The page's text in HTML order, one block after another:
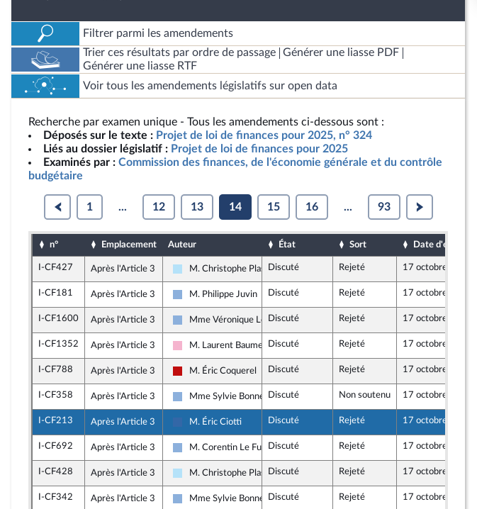
Filtrer parmi les amendements
Trier ces résultats par ordre de passage
Générer une liasse PDF
Générer une liasse RTF
Voir tous les amendements législatifs sur open data
Recherche par examen unique - Tous les amendements ci-dessous sont :
Déposés sur le texte : Projet de loi de finances pour 2025, n° 324
Liés au dossier législatif : Projet de loi de finances pour 2025
Examinés par : Commission des finances, de l'économie générale et du contrôle
budgétaire
1 ... 12 13 14 15 16 ... 93
n° Emplacement Auteur État Sort Date d'examen
I-CF427 Après l'Article 3
Horizons & Indépendants
M. Christophe PlassardDiscuté Rejeté 17 octobre 2024
I-CF181 Après l'Article 3
Droite Républicaine
M. Philippe Juvin Discuté Rejeté 17 octobre 2024
I-CF1600 Après l'Article 3
Droite Républicaine
Mme Véronique Louwagie
Discuté Rejeté 17 octobre 2024
I-CF1352 Après l'Article 3
Socialistes et apparentés
M. Laurent Baumel Discuté Rejeté 17 octobre 2024
I-CF788 Après l'Article 3
La France insoumise - Nouveau Front Populaire
M. Éric Coquerel Discuté Rejeté 17 octobre 2024
I-CF358 Après l'Article 3
Droite Républicaine
Mme Sylvie Bonnet Discuté Non soutenu 17 octobre 2024
I-CF213 Après l'Article 3
UDR
M. Éric Ciotti Discuté Rejeté 17 octobre 2024
I-CF692 Après l'Article 3
Droite Républicaine
M. Corentin Le Fur Discuté Rejeté 17 octobre 2024
I-CF428 Après l'Article 3
Horizons & Indépendants
M. Christophe PlassardDiscuté Rejeté 17 octobre 2024
I-CF342 Après l'Article 3
Droite Républicaine
Mme Sylvie Bonnet Discuté Rejeté 17 octobre 2024